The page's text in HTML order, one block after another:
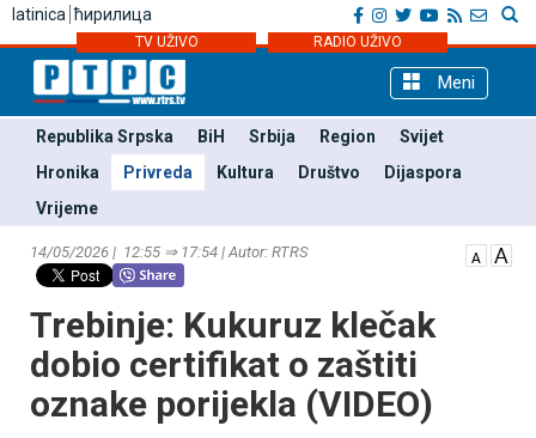
latinica ћирилица
TV UŽIVO RADIO UŽIVO
Meni
Republika Srpska BiH Srbija Region
Svijet
Hronika
Privreda Kultura Društvo
Dijaspora
Vrijeme
14/05/2026 | 12:55 ⇒ 17:54 | Autor: RTRS
Trebinje: Kukuruz klečak
dobio certifikat o zaštiti
oznake porijekla (VIDEO)